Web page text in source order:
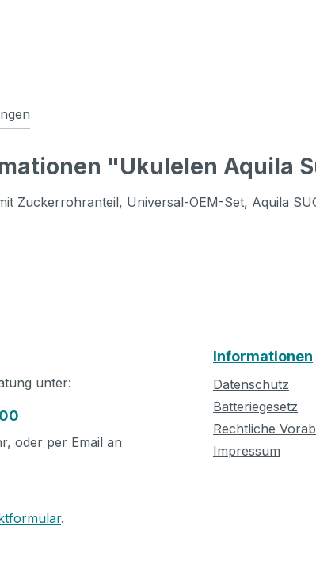
"Ukulelen Aquila
Zuckerrohranteil, Universal-OEM-Set, Aquila
unter:
oder per Email an
.
Informationen
Datenschutz
Batteriegesetz
Rechtliche
Impressum